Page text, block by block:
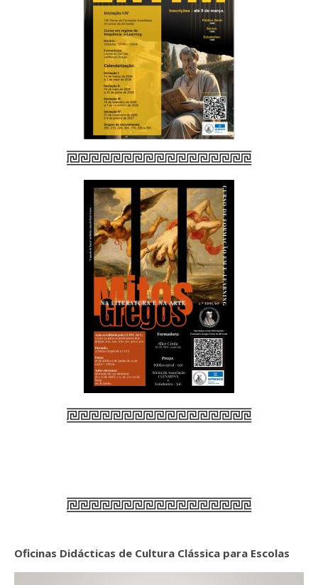
Oficinas Didácticas de Cultura Clássica para Escolas